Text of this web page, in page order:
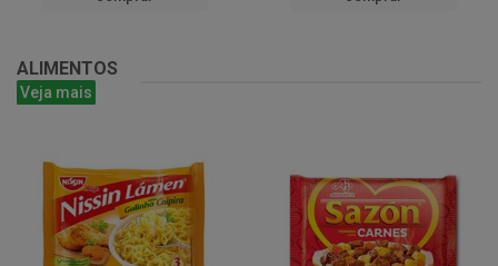
ALIMENTOS
Veja mais